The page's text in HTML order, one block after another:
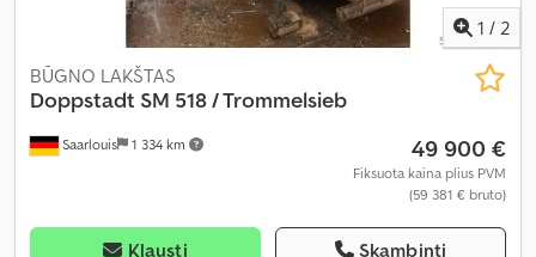
1 / 2
Saarlouis 1 334 km
BŪGNO LAKŠTAS
Doppstadt SM 518 / Trommelsieb
49 900 €
Fiksuota kaina plius PVM
(59 381 € bruto)
Klausti Skambinti